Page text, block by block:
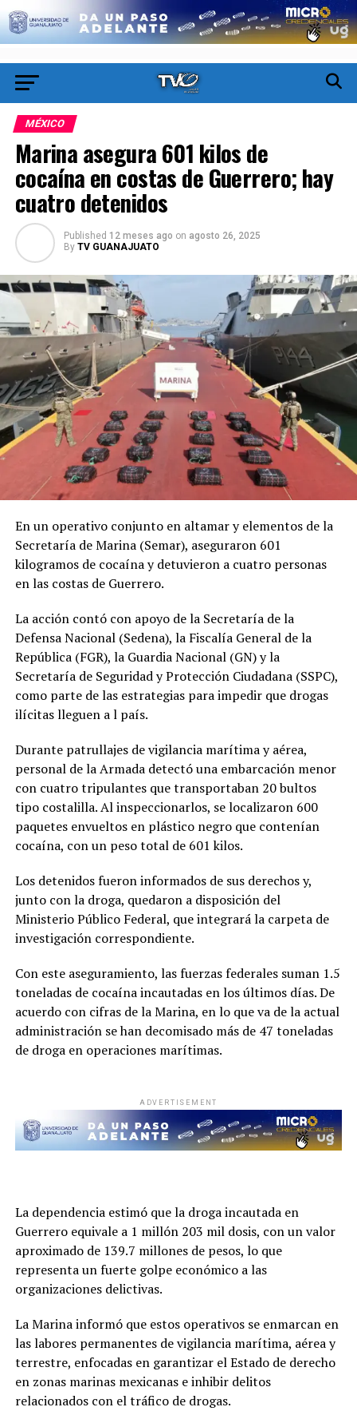
MÉXICO
Marina asegura 601 kilos de
cocaína en costas de Guerrero; hay
cuatro detenidos
Published 12 meses ago on agosto 26, 2025
By TV GUANAJUATO
En un operativo conjunto en altamar y elementos de la
Secretaría de Marina (Semar), aseguraron 601
kilogramos de cocaína y detuvieron a cuatro personas
en las costas de Guerrero.
La acción contó con apoyo de la Secretaría de la
Defensa Nacional (Sedena), la Fiscalía General de la
República (FGR), la Guardia Nacional (GN) y la
Secretaría de Seguridad y Protección Ciudadana (SSPC),
como parte de las estrategias para impedir que drogas
ilícitas lleguen a l país.
Durante patrullajes de vigilancia marítima y aérea,
personal de la Armada detectó una embarcación menor
con cuatro tripulantes que transportaban 20 bultos
tipo costalilla. Al inspeccionarlos, se localizaron 600
paquetes envueltos en plástico negro que contenían
cocaína, con un peso total de 601 kilos.
Los detenidos fueron informados de sus derechos y,
junto con la droga, quedaron a disposición del
Ministerio Público Federal, que integrará la carpeta de
investigación correspondiente.
Con este aseguramiento, las fuerzas federales suman 1.5
toneladas de cocaína incautadas en los últimos días. De
acuerdo con cifras de la Marina, en lo que va de la actual
administración se han decomisado más de 47 toneladas
de droga en operaciones marítimas.
ADVERTISEMENT
La dependencia estimó que la droga incautada en
Guerrero equivale a 1 millón 203 mil dosis, con un valor
aproximado de 139.7 millones de pesos, lo que
representa un fuerte golpe económico a las
organizaciones delictivas.
La Marina informó que estos operativos se enmarcan en
las labores permanentes de vigilancia marítima, aérea y
terrestre, enfocadas en garantizar el Estado de derecho
en zonas marinas mexicanas e inhibir delitos
relacionados con el tráfico de drogas.